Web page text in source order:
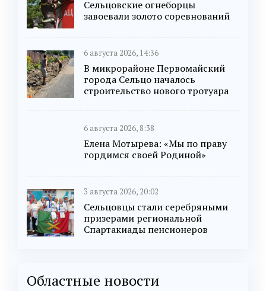
Сельцовские огнеборцы
завоевали золото соревнований
6 августа 2026, 14:36
В микрорайоне Первомайский
города Сельцо началось
строительство нового тротуара
6 августа 2026, 8:38
Елена Мотырева: «Мы по праву
гордимся своей Родиной»
3 августа 2026, 20:02
Сельцовцы стали серебряными
призерами региональной
Спартакиады пенсионеров
Областные новости